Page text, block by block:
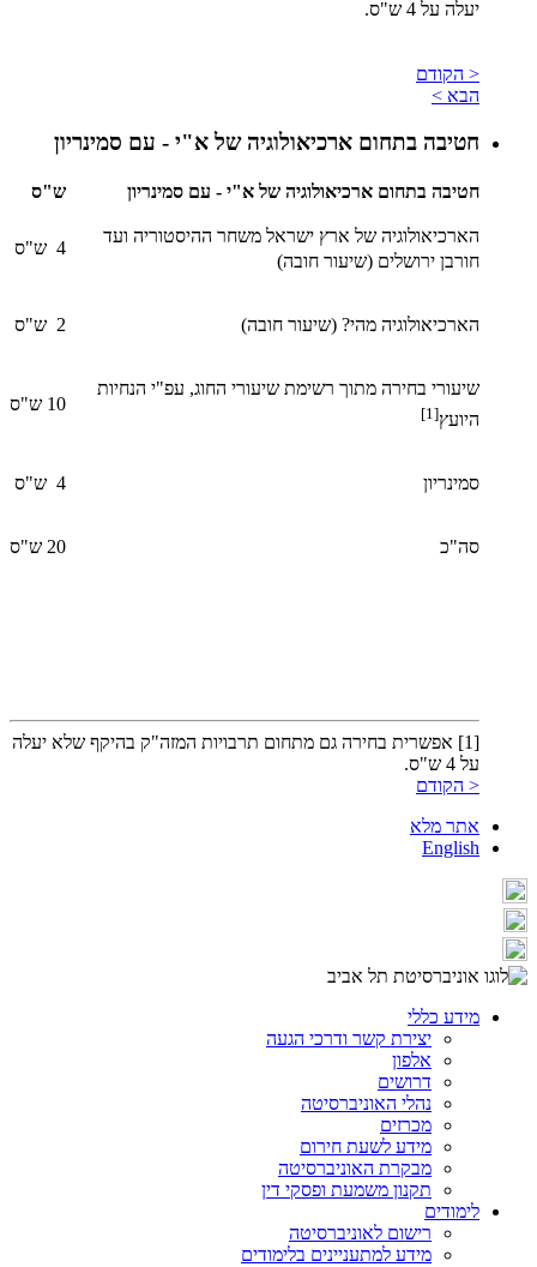
יעלה על 4 ש"ס.
< הקודם
הבא >
חטיבה בתחום ארכיאולוגיה של א"י - עם סמינריון
חטיבה בתחום ארכיאולוגיה של א"י - עם סמינריון ש"ס
הארכיאולוגיה של ארץ ישראל משחר ההיסטוריה ועד
חורבן ירושלים (שיעור חובה)
4 ש"ס
הארכיאולוגיה מהי? (שיעור חובה) 2 ש"ס
שיעורי בחירה מתוך רשימת שיעורי החוג, עפ"י הנחיות
היועץ[1] 10 ש"ס
סמינריון 4 ש"ס
סה"כ 20 ש"ס
[1] אפשרית בחירה גם מתחום תרבויות המזה"ק בהיקף שלא יעלה
על 4 ש"ס.
< הקודם
אתר מלא
English
מידע כללי
יצירת קשר ודרכי הגעה
אלפון
דרושים
נהלי האוניברסיטה
מכרזים
מידע לשעת חירום
מבקרת האוניברסיטה
תקנון משמעת ופסקי דין
לימודים
רישום לאוניברסיטה
מידע למתעניינים בלימודים